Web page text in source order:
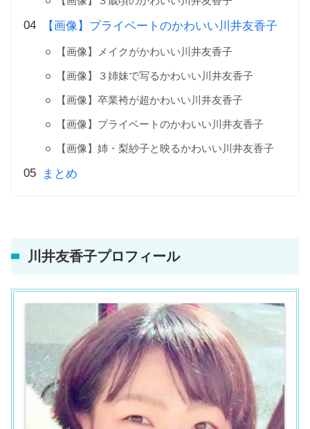
【画像】プライベートのかわいい川井友香子
【画像】メイクがかわいい川井友香子
【画像】３姉妹で写るかわいい川井友香子
【画像】卒業袴が超かわいい川井友香子
【画像】プライベートのかわいい川井友香子
【画像】姉・梨紗子と映るかわいい川井友香子
まとめ
川井友香子プロフィール